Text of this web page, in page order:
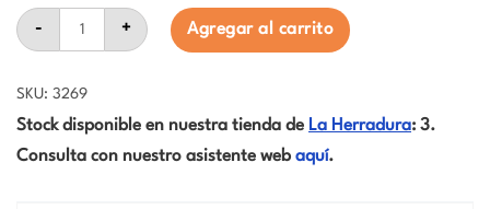
-
Lamb
Jerky
Snack
Perros,
Charqui
Suave
+ Agregar al carrito
SKU: 3269
Stock disponible en nuestra tienda de La Herradura: 3.
Consulta con nuestro asistente web aquí.